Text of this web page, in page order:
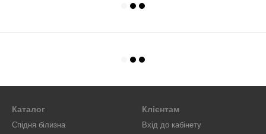
Каталог
Спідня білизна
Клієнтам
Вхід до кабінету